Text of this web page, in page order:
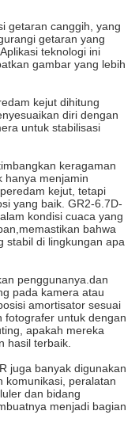
getaran canggih, yang
getaran yang
teknologi ini
gambar yang lebih
kejut dihitung
diri dengan
untuk stabilisasi
keragaman
hanya menjamin
kejut, tetapi
yang baik. GR2-6.7D-
kondisi cuaca yang
bahwa
stabil di lingkungan apa
penggunanya.dan
pada kamera atau
amortisator sesuai
fotografer untuk dengan
apakah mereka
hasil terbaik.
juga banyak digunakan
komunikasi, peralatan
dan bidang
menjadi bagian